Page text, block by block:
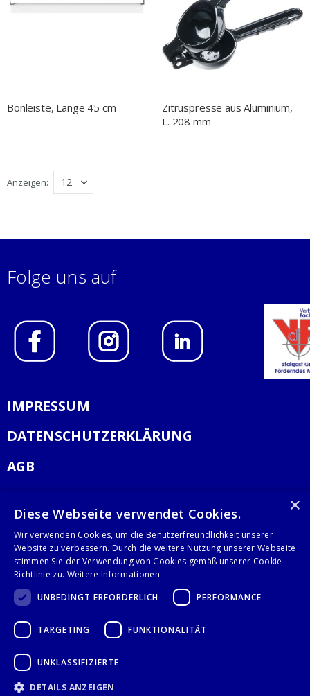
Bonleiste, Länge 45 cm
Zitruspresse aus Aluminium,
L. 208 mm
Anzeigen
Folge uns auf
IMPRESSUM
DATENSCHUTZERKLÄRUNG
AGB
Stalgast GmbH
Mary-Somerville-Str.6
28359 Bremen
info@stalgast.de
+49 421 408844-0
×
Diese Webseite verwendet Cookies.
Wir verwenden Cookies, um die Benutzerfreundlichkeit unserer
Website zu verbessern. Durch die weitere Nutzung unserer Webseite
stimmen Sie der Verwendung von Cookies gemäß unserer Cookie-
Richtlinie zu. Weitere Informationen
UNBEDINGT ERFORDERLICH
PERFORMANCE
TARGETING FUNKTIONALITÄT
UNKLASSIFIZIERTE
DETAILS ANZEIGEN